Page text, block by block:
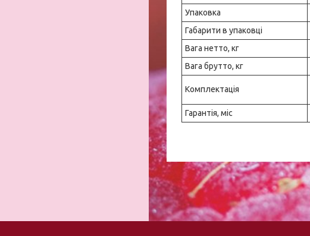
Упаковка
Габарити в упаковці
Вага нетто, кг
Вага брутто, кг
Комплектація
Гарантія, міс